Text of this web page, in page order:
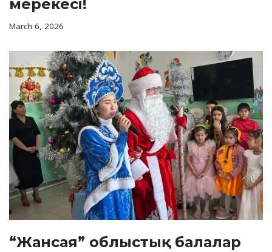
мерекесі!
March 6, 2026
“Жансая” облыстық балалар